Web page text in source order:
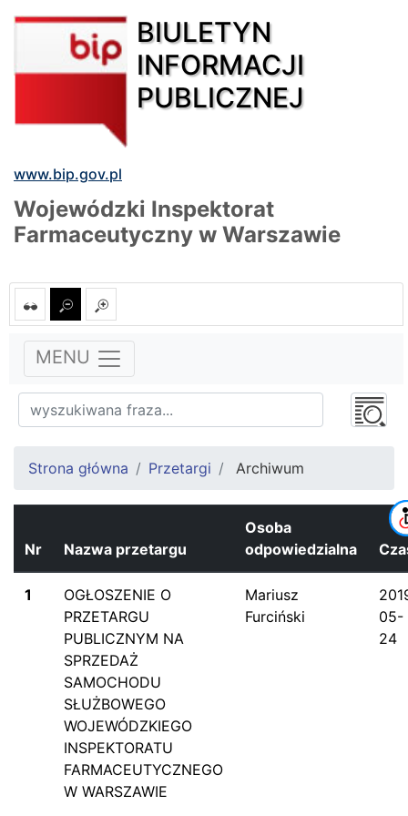
BIULETYN
INFORMACJI
PUBLICZNEJ
www.bip.gov.pl
Wojewódzki Inspektorat
Farmaceutyczny w Warszawie
MENU
Strona główna Przetargi Archiwum
Nr Nazwa przetargu
Osoba
odpowiedzialna
1
OGŁOSZENIE O
PRZETARGU
PUBLICZNYM NA
SPRZEDAŻ
SAMOCHODU
SŁUŻBOWEGO
WOJEWÓDZKIEGO
INSPEKTORATU
FARMACEUTYCZNEGO
W WARSZAWIE
Mariusz
Furciński
05-
24